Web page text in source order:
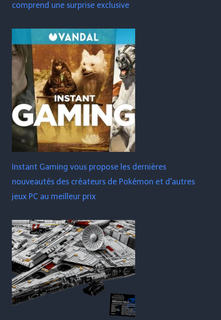
comprend une surprise exclusive
Instant Gaming vous propose les dernières
nouveautés des créateurs de Pokémon et d'autres
jeux PC au meilleur prix